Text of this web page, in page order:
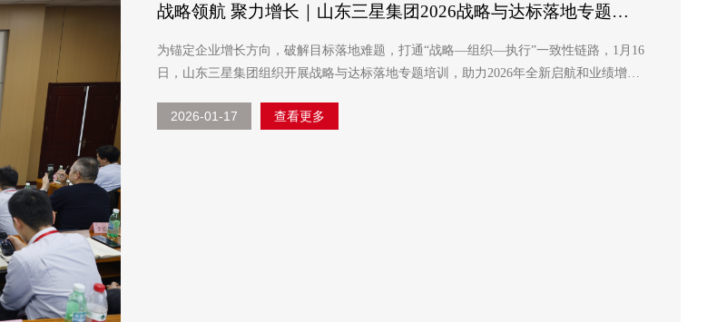
战略领航 聚力增长｜山东三星集团2026战略与达标落地专题培
为锚定企业增长方向，破解目标落地难题，打通“战略—组织—执行”一致性链路，1月16
日，山东三星集团组织开展战略与达标落地专题培训，助力2026年全新启航和业绩增
经理、销售经理、...
2026-01-17 查看更多